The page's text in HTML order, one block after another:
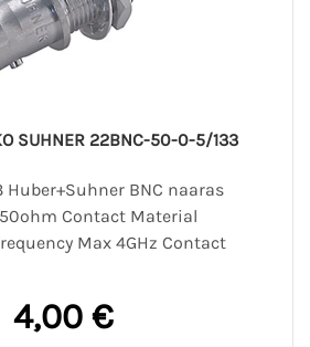
SUHNER 22BNC-50-0-5/133
Huber+Suhner BNC naaras
Contact Material
Max 4GHz Contact
4,00 €